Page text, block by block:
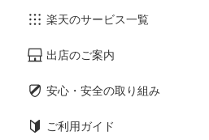
楽天のサービス一覧
出店のご案内
安心・安全の取り組み
ご利用ガイド